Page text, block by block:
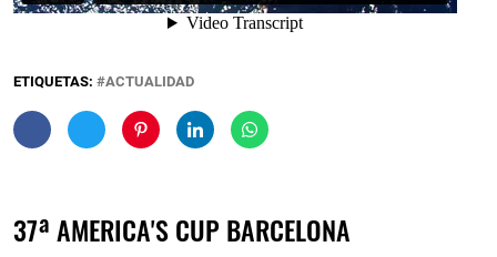
ETIQUETAS: ACTUALIDAD
37ª AMERICA'S CUP BARCELONA